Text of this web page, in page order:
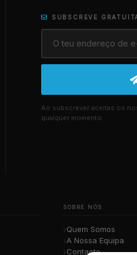
SUBSCREVE
Ao subscrever aceitas os
qualquer momento.
SOBRE NÓS
Quem Somos
A Nossa Equipa
Contacto